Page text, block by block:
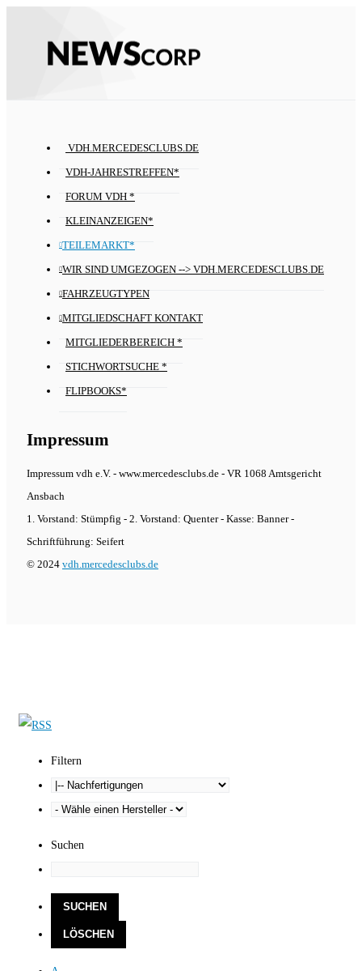
VDH.MERCEDESCLUBS.DE
VDH-JAHRESTREFFEN*
FORUM VDH *
KLEINANZEIGEN*
TEILEMARKT*
WIR SIND UMGEZOGEN --> VDH.MERCEDESCLUBS.DE
FAHRZEUGTYPEN
MITGLIEDSCHAFT KONTAKT
MITGLIEDERBEREICH *
STICHWORTSUCHE *
FLIPBOOKS*
Impressum
Impressum vdh e.V. - www.mercedesclubs.de - VR 1068 Amtsgericht
Ansbach
1. Vorstand: Stümpfig - 2. Vorstand: Quenter - Kasse: Banner -
Schriftführung: Seifert
© 2024 vdh.mercedesclubs.de
Filtern
Suchen